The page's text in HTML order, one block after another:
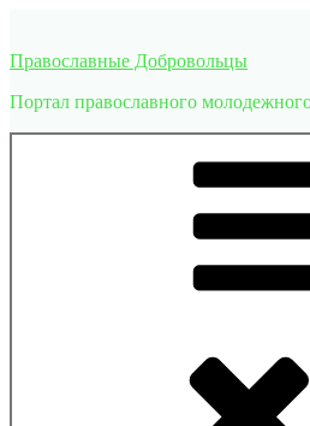
содержимому
Православные Добровольцы
Портал православного